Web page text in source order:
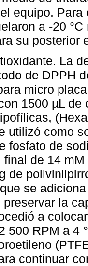
equipo.
a -20
su posterior
La
de DPPH
micro
1500 µL
utilizó como
fosfato de
final de 14
de
se
la
a
500 RPM a 4
continuar